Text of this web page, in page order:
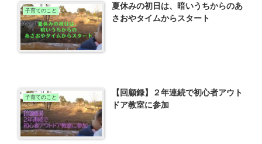
子育てのこと
夏休みの初日は、暗いうちからのあ
さおやタイムからスタート
子育てのこと
【回顧録】２年連続で初心者アウト
ドア教室に参加